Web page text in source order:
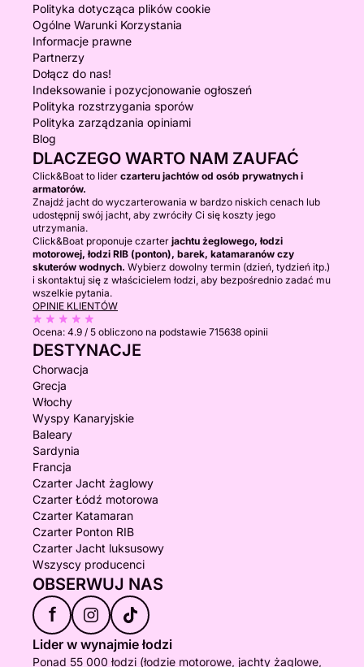
Polityka dotycząca plików cookie
Ogólne Warunki Korzystania
Informacje prawne
Partnerzy
Dołącz do nas!
Indeksowanie i pozycjonowanie ogłoszeń
Polityka rozstrzygania sporów
Polityka zarządzania opiniami
Blog
DLACZEGO WARTO NAM ZAUFAĆ
Click&Boat to lider czarteru jachtów od osób prywatnych i
armatorów.
Znajdź jacht do wyczarterowania w bardzo niskich cenach lub
udostępnij swój jacht, aby zwróciły Ci się koszty jego
utrzymania.
Click&Boat proponuje czarter jachtu żeglowego, łodzi
motorowej, łodzi RIB (ponton), barek, katamaranów czy
skuterów wodnych. Wybierz dowolny termin (dzień, tydzień itp.)
i skontaktuj się z właścicielem łodzi, aby bezpośrednio zadać mu
wszelkie pytania.
OPINIE KLIENTÓW
Ocena: 4.9 / 5 obliczono na podstawie 715638 opinii
DESTYNACJE
Chorwacja
Grecja
Włochy
Wyspy Kanaryjskie
Baleary
Sardynia
Francja
Czarter Jacht żaglowy
Czarter Łódź motorowa
Czarter Katamaran
Czarter Ponton RIB
Czarter Jacht luksusowy
Wszyscy producenci
OBSERWUJ NAS
f
Lider w wynajmie łodzi
Ponad 55 000 łodzi (łodzie motorowe, jachty żaglowe,